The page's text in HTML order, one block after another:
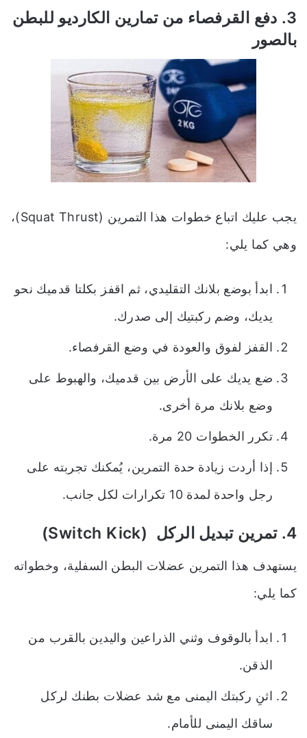
3. دفع القرفصاء من تمارين الكارديو للبطن
بالصور
يجب عليك اتباع خطوات هذا التمرين (Squat Thrust)،
وهي كما يلي:
ابدأ بوضع بلانك التقليدي، ثم اقفز بكلتا قدميك نحو
يديك، وضم ركبتيك إلى صدرك.
القفز لفوق والعودة في وضع القرفصاء.
ضع يديك على الأرض بين قدميك، والهبوط على
وضع بلانك مرة أخرى.
تكرر الخطوات 20 مرة.
إذا أردت زيادة حدة التمرين، يُمكنك تجربته على
رجل واحدة لمدة 10 تكرارات لكل جانب.
4. تمرين تبديل الركل (Switch Kick)
يستهدف هذا التمرين عضلات البطن السفلية، وخطواته
كما يلي:
ابدأ بالوقوف وثني الذراعين واليدين بالقرب من
الذقن.
اثنِ ركبتك اليمنى مع شد عضلات بطنك لركل
ساقك اليمنى للأمام.